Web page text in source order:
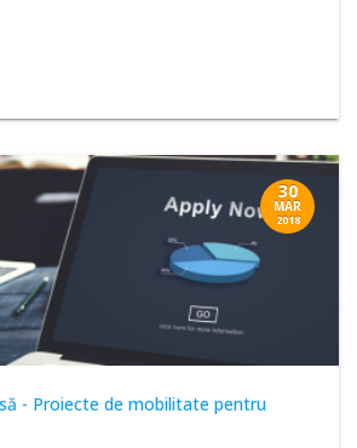
30
MAR
2018
- Proiecte de mobilitate pentru